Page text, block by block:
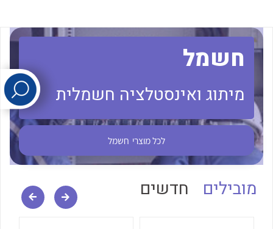
לכל מוצרי היצרן לכל מוצרי היצרן
חשמל
מיתוג ואינסטלציה חשמלית
לכל מוצרי חשמל
מובילים חדשים